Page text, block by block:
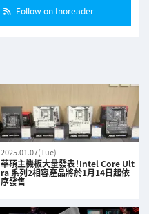
Follow on Inoreader
2025.01.07(Tue)
華碩主機板大量發表！Intel Core Ult
ra 系列2相容產品將於1月14日起依
序發售